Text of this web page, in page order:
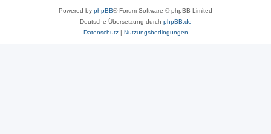
Powered by phpBB® Forum Software © phpBB Limited
Deutsche Übersetzung durch phpBB.de
Datenschutz| Nutzungsbedingungen